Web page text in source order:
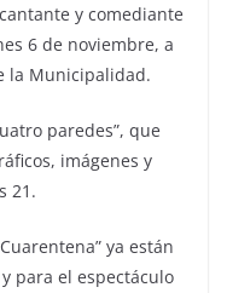
y comediante
6 de noviembre, a
la Municipalidad.
paredes”, que
imágenes y
21.
ya están
para el espectáculo